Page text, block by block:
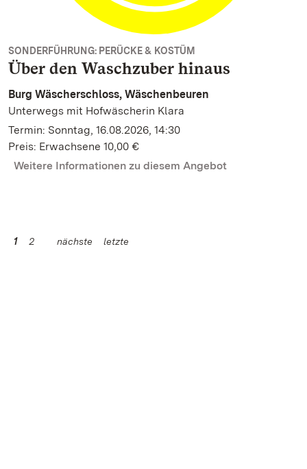
SONDERFÜHRUNG: PERÜCKE & KOSTÜM
Über den Waschzuber hinaus
Burg Wäscherschloss, Wäschenbeuren
Unterwegs mit Hofwäscherin Klara
Termin: Sonntag, 16.08.2026, 14:30
Preis: Erwachsene 10,00 €
Weitere Informationen zu diesem Angebot
1 2 nächste letzte